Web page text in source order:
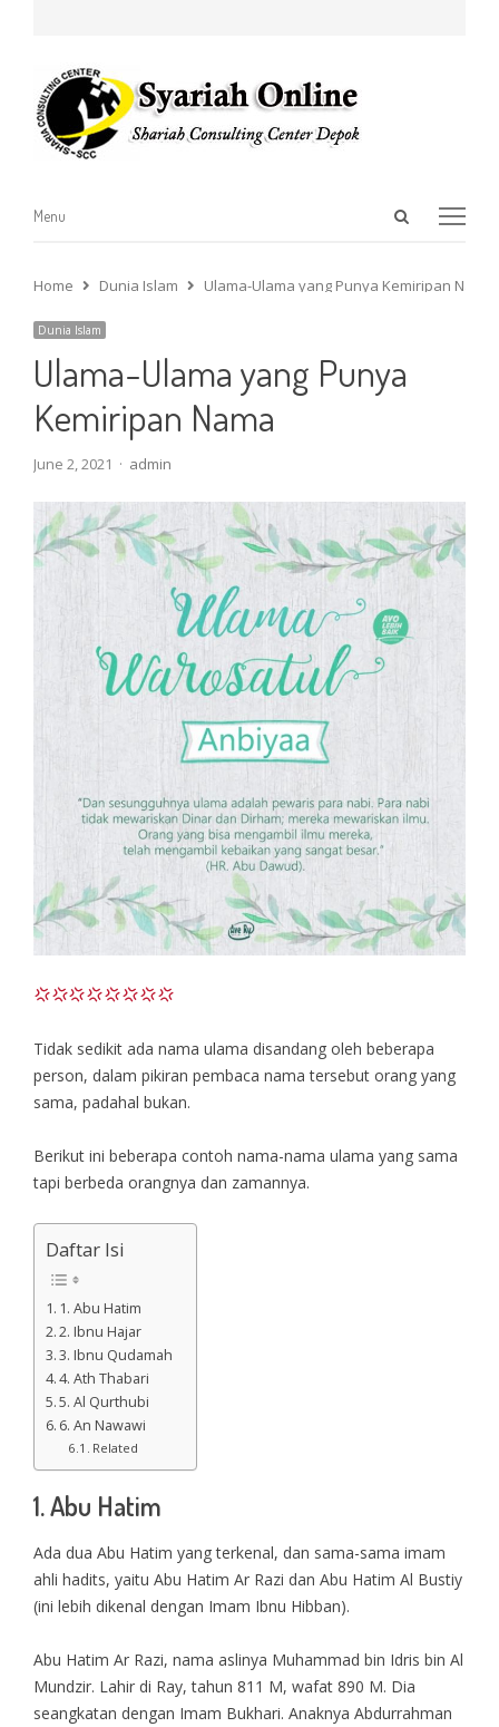
Open
Menu
Menu
Home Dunia Islam Ulama-Ulama yang Punya Kemiripan Nama
Dunia Islam
Ulama-Ulama yang Punya
Kemiripan Nama
June 2, 2021 Author
admin
Tidak sedikit ada nama ulama disandang oleh beberapa
person, dalam pikiran pembaca nama tersebut orang yang
sama, padahal bukan.
Berikut ini beberapa contoh nama-nama ulama yang sama
tapi berbeda orangnya dan zamannya.
Daftar Isi
1. Abu Hatim
2. Ibnu Hajar
3. Ibnu Qudamah
4. Ath Thabari
5. Al Qurthubi
6. An Nawawi
Related
1. Abu Hatim
Ada dua Abu Hatim yang terkenal, dan sama-sama imam
ahli hadits, yaitu Abu Hatim Ar Razi dan Abu Hatim Al Bustiy
(ini lebih dikenal dengan Imam Ibnu Hibban).
Abu Hatim Ar Razi, nama aslinya Muhammad bin Idris bin Al
Mundzir. Lahir di Ray, tahun 811 M, wafat 890 M. Dia
seangkatan dengan Imam Bukhari. Anaknya Abdurrahman